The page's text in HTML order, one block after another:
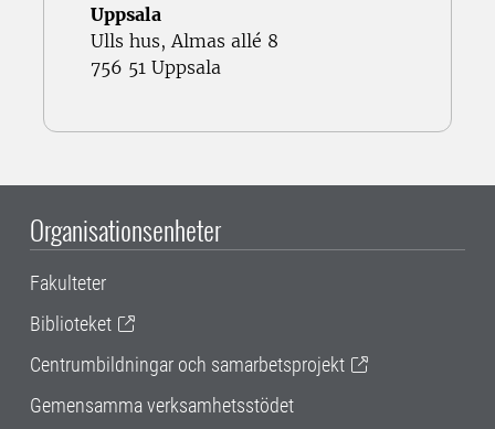
Uppsala
Ulls hus, Almas allé 8
756 51 Uppsala
Organisationsenheter
Fakulteter
Biblioteket
Centrumbildningar och samarbetsprojekt
Gemensamma verksamhetsstödet